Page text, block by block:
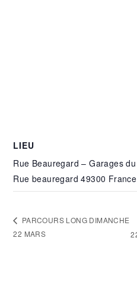
LIEU
Rue Beauregard – Garages
Rue beauregard 49300 France
PARCOURS LONG DIMANCHE
22 MARS